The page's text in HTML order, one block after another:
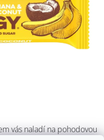
vás naladí na pohodovou